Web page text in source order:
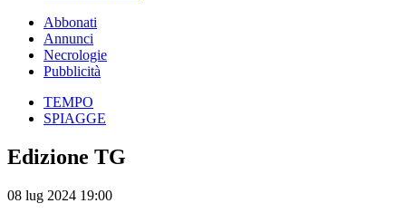
Abbonati
Annunci
Necrologie
Pubblicità
TEMPO
SPIAGGE
Edizione TG
08 lug 2024 19:00